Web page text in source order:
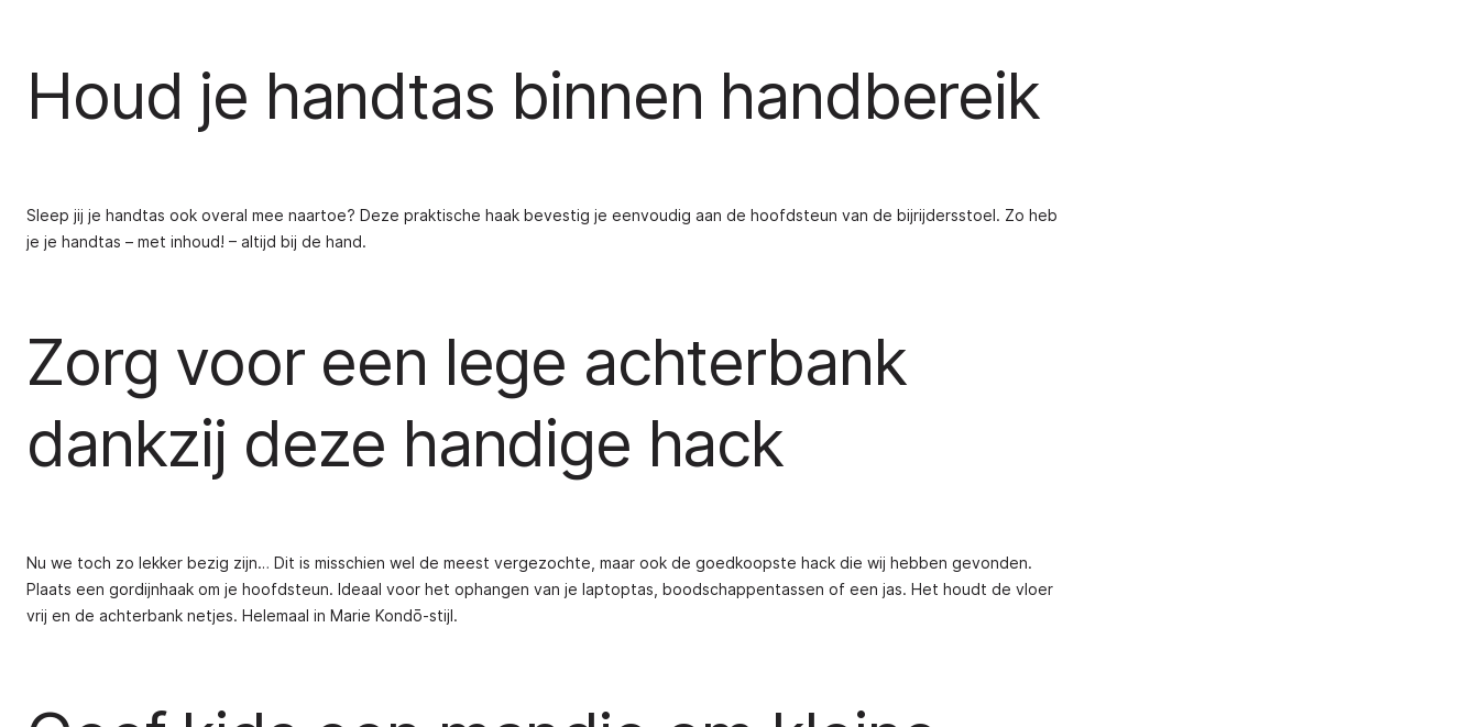
Houd je handtas binnen handbereik
Sleep jij je handtas ook overal mee naartoe? Deze praktische haak bevestig je eenvoudig aan de hoofdsteun van de bijrijdersstoel. Zo heb
je je handtas – met inhoud! – altijd bij de hand.
Zorg voor een lege achterbank
dankzij deze handige hack
Nu we toch zo lekker bezig zijn… Dit is misschien wel de meest vergezochte, maar ook de goedkoopste hack die wij hebben gevonden.
Plaats een gordijnhaak om je hoofdsteun. Ideaal voor het ophangen van je laptoptas, boodschappentassen of een jas. Het houdt de vloer
vrij en de achterbank netjes. Helemaal in Marie Kondō-stijl.